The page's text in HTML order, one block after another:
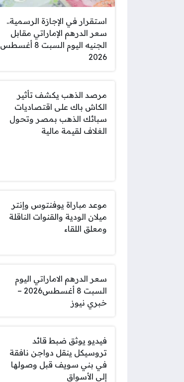
استقرار في الإجازة الرسمية..
سعر الدرهم الإماراتي مقابل
الجنيه اليوم السبت 8 أغسطس
2026
مرصد الذهب يكشف تأثير
الكاش باك على اقتصاديات
سبائك الذهب بمصر وتحول
الغلاف لقيمة مالية
موعد مباراة يوفنتوس وإنتر
ميلان الودية والقنوات الناقلة
ومعلق اللقاء
سعر الدرهم الاماراتي اليوم
السبت 8 أغسطس2026 –
خبري نيوز
فيديو يوثق ضبط قائد
تروسيكل ينقل دواجن نافقة
في بني سويف قبل وصولها
إلى الأسواق